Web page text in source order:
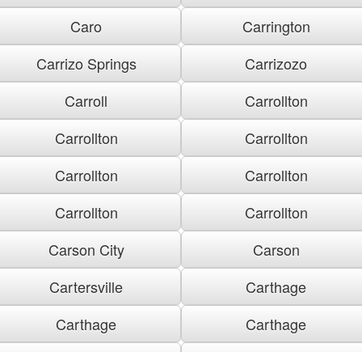
Caro
Carrington
Carrizo Springs
Carrizozo
Carroll
Carrollton
Carrollton
Carrollton
Carrollton
Carrollton
Carrollton
Carrollton
Carson City
Carson
Cartersville
Carthage
Carthage
Carthage